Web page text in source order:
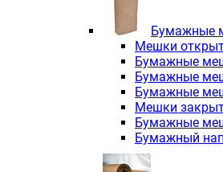
Трехфазные
Независимая
Экономичные
Компактные
Компактные
Вибраторы
Вариаторы
Бумажные
Мешки
Бумажные
Бумажные
Бумажные
Мешки
Бумажные
Бумажный